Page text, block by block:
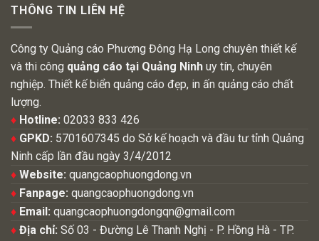
THÔNG TIN LIÊN HỆ
Công ty Quảng cáo Phương Đông Hạ Long chuyên thiết kế
và thi công quảng cáo tại Quảng Ninh uy tín, chuyên
nghiệp. Thiết kế biển quảng cáo đẹp, in ấn quảng cáo chất
lượng.
♦ Hotline: 02033 833 426
♦ GPKD: 5701607345 do Sở kế hoạch và đầu tư tỉnh Quảng
Ninh cấp lần đầu ngày 3/4/2012
♦ Website: quangcaophuongdong.vn
♦ Fanpage: quangcaophuongdong.vn
♦ Email: quangcaophuongdongqn@gmail.com
♦ Địa chỉ: Số 03 - Đường Lê Thanh Nghị - P. Hồng Hà - TP.